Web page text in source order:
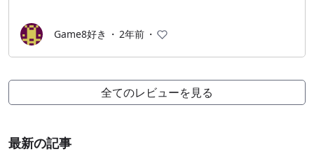
Game8好き ・ 2年前 ・
全てのレビューを見る
最新の記事